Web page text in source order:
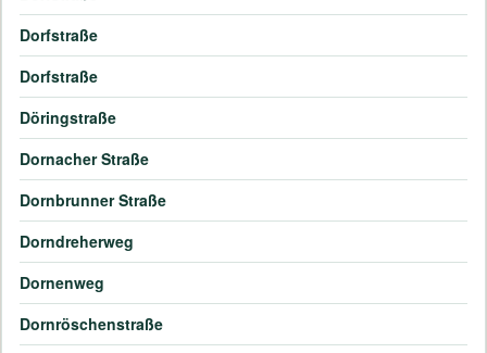
Dorfstraße
Dorfstraße
Döringstraße
Dornacher Straße
Dornbrunner Straße
Dorndreherweg
Dornenweg
Dornröschenstraße